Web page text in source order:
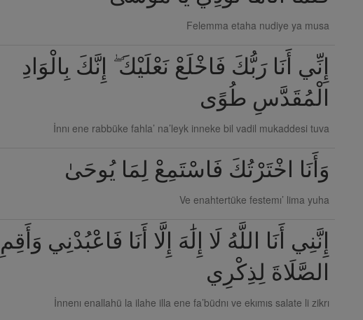
Felemma etaha nudiye ya musa
إِنِّي أَنَا رَبُّكَ فَاخْلَعْ نَعْلَيْكَ ۖ إِنَّكَ بِالْوَادِ
الْمُقَدَّسِ طُوًى
İnnı ene rabbüke fahla’ na’leyk inneke bil vadil mukaddesi tuva
وَأَنَا اخْتَرْتُكَ فَاسْتَمِعْ لِمَا يُوحَىٰ
Ve enahtertüke festemı’ lima yuha
إِنَّنِي أَنَا اللَّهُ لَا إِلَٰهَ إِلَّا أَنَا فَاعْبُدْنِي وَأَقِمِ
الصَّلَاةَ لِذِكْرِي
İnnenı enallahü la ilahe illa ene fa’büdnı ve ekımıs salate li zikrı